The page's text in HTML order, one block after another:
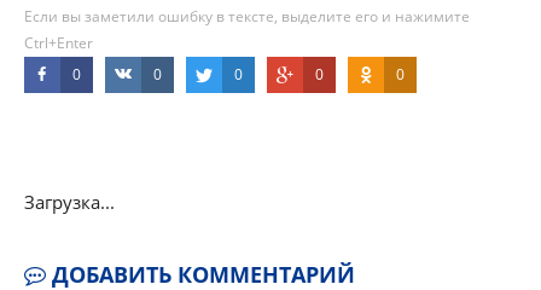
Если вы заметили ошибку в тексте, выделите его и нажимите
Ctrl+Enter
0
0 0 0 0
Загрузка...
ДОБАВИТЬ КОММЕНТАРИЙ